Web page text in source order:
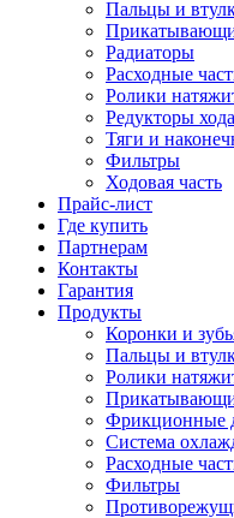
Пальцы и
Радиаторы
Расходные
Ролики
Редукторы хода
Тяги и
Фильтры
Ходовая часть
Прайс-лист
Где купить
Партнерам
Контакты
Гарантия
Продукты
Коронки и
Пальцы и
Ролики
Фрикционные
Система
Расходные
Фильтры